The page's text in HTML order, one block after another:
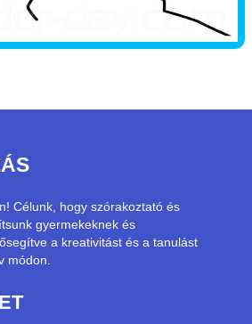
Célunk, hogy szórakoztató és
gyermekeknek és
a kreativitást és a tanulást
módon.